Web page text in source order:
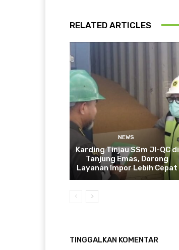
RELATED ARTICLES
NEWS
Karding Tinjau SSm JI-QC di
Tanjung Emas, Dorong
Layanan Impor Lebih Cepat
TINGGALKAN KOMENTAR